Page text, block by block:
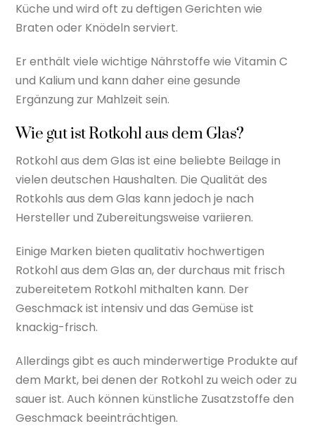
Küche und wird oft zu deftigen Gerichten wie
Braten oder Knödeln serviert.
Er enthält viele wichtige Nährstoffe wie Vitamin C
und Kalium und kann daher eine gesunde
Ergänzung zur Mahlzeit sein.
Wie gut ist Rotkohl aus dem Glas?
Rotkohl aus dem Glas ist eine beliebte Beilage in
vielen deutschen Haushalten. Die Qualität des
Rotkohls aus dem Glas kann jedoch je nach
Hersteller und Zubereitungsweise variieren.
Einige Marken bieten qualitativ hochwertigen
Rotkohl aus dem Glas an, der durchaus mit frisch
zubereitetem Rotkohl mithalten kann. Der
Geschmack ist intensiv und das Gemüse ist
knackig-frisch.
Allerdings gibt es auch minderwertige Produkte auf
dem Markt, bei denen der Rotkohl zu weich oder zu
sauer ist. Auch können künstliche Zusatzstoffe den
Geschmack beeinträchtigen.